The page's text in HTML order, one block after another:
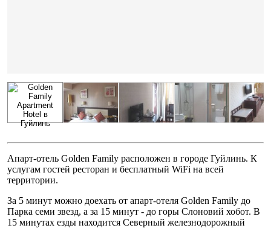
Апарт-отель Golden Family расположен в городе Гуйлинь. К
услугам гостей ресторан и бесплатный WiFi на всей
территории.
За 5 минут можно доехать от апарт-отеля Golden Family до
Парка семи звезд, а за 15 минут - до горы Слоновий хобот. В
15 минутах езды находится Северный железнодорожный